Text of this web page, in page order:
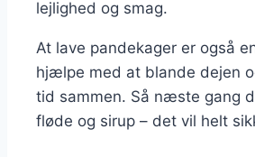
lejlighed og smag.
At lave pandekager er også
hjælpe med at blande dejen
tid sammen. Så næste gang
fløde og sirup – det vil helt